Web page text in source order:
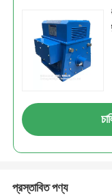
প্রস্তাবিত পণ্য